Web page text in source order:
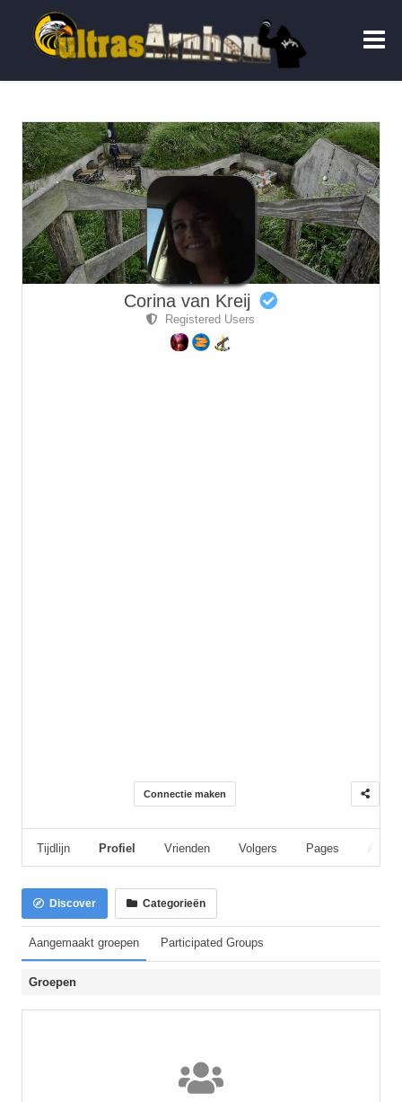
Corina van Kreij
Registered Users
Connectie maken
Tijdlijn Profiel Vrienden Volgers Pages
Discover Categorieën
Aangemaakt groepen Participated Groups
Groepen